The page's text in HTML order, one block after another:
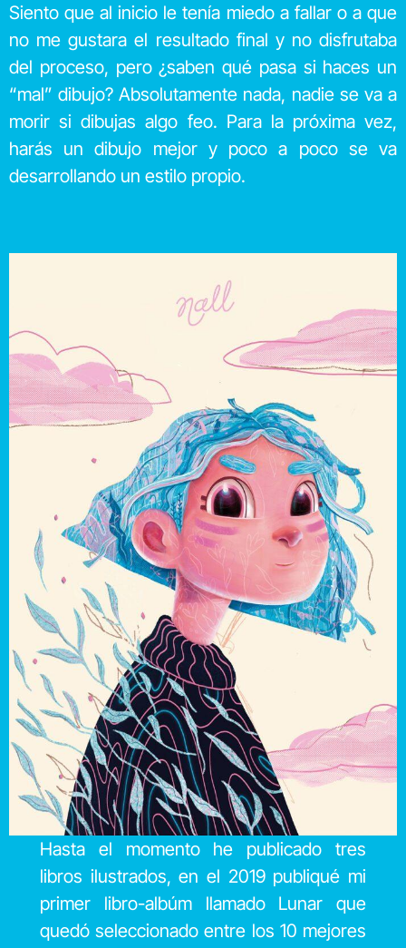
Siento que al inicio le tenía miedo a fallar o a que
no me gustara el resultado final y no disfrutaba
del proceso, pero ¿saben qué pasa si haces un
“mal” dibujo? Absolutamente nada, nadie se va a
morir si dibujas algo feo. Para la próxima vez,
harás un dibujo mejor y poco a poco se va
desarrollando un estilo propio.
Hasta el momento he publicado tres
libros ilustrados, en el 2019 publiqué mi
primer libro-albúm llamado Lunar que
quedó seleccionado entre los 10 mejores